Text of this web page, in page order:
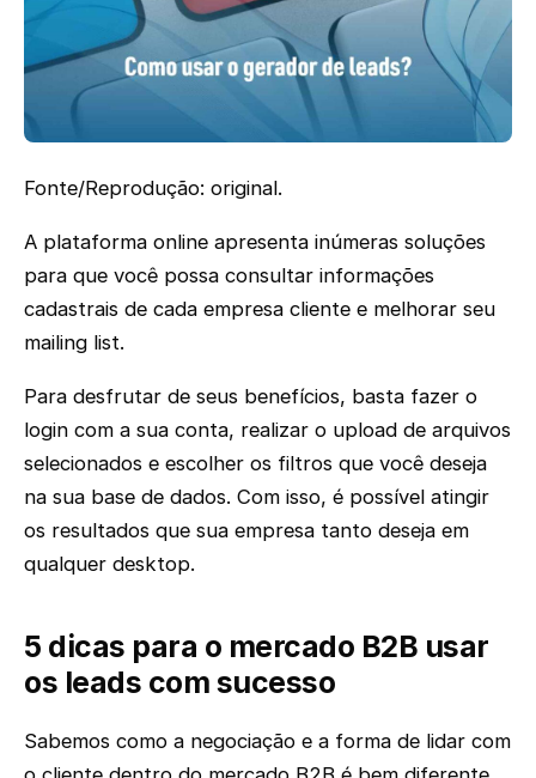
Fonte/Reprodução: original.
A plataforma online apresenta inúmeras soluções
para que você possa consultar informações
cadastrais de cada empresa cliente e melhorar seu
mailing list.
Para desfrutar de seus benefícios, basta fazer o
login com a sua conta, realizar o upload de arquivos
selecionados e escolher os filtros que você deseja
na sua base de dados. Com isso, é possível atingir
os resultados que sua empresa tanto deseja em
qualquer desktop.
5 dicas para o mercado B2B usar
os leads com sucesso
Sabemos como a negociação e a forma de lidar com